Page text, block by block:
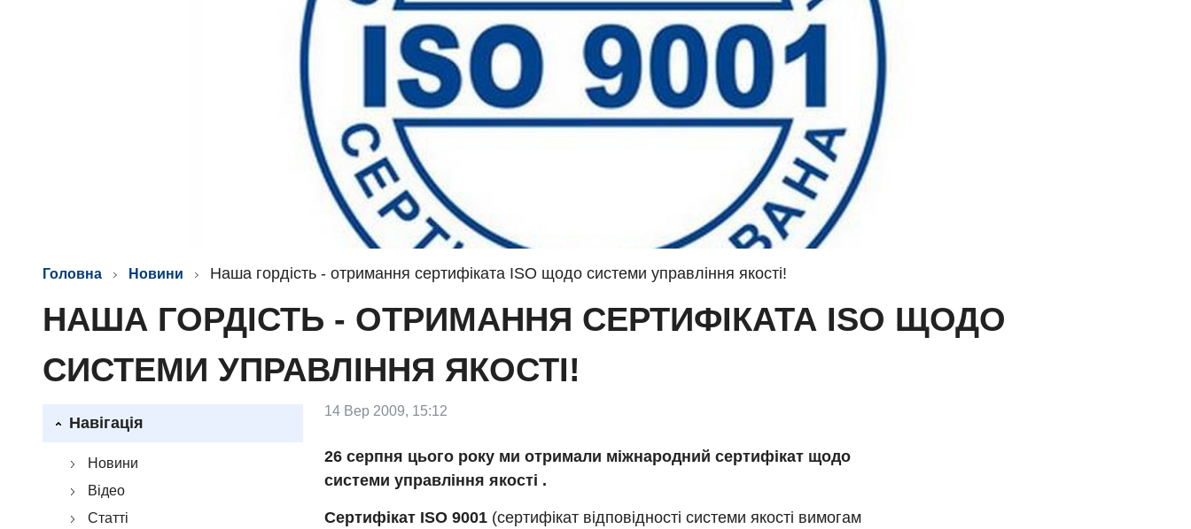
Головна Новини Наша гордість - отримання сертифіката ISO щодо системи управління якості!
НАША ГОРДІСТЬ - ОТРИМАННЯ СЕРТИФІКАТА ISO ЩОДО
СИСТЕМИ УПРАВЛІННЯ ЯКОСТІ!
Навігація
Новини
Відео
Статті
14 Вер 2009, 15:12
26 серпня цього року ми отримали міжнародний сертифікат щодо
системи управління якості .
Сертифікат ISO 9001 (сертифікат відповідності системи якості вимогам